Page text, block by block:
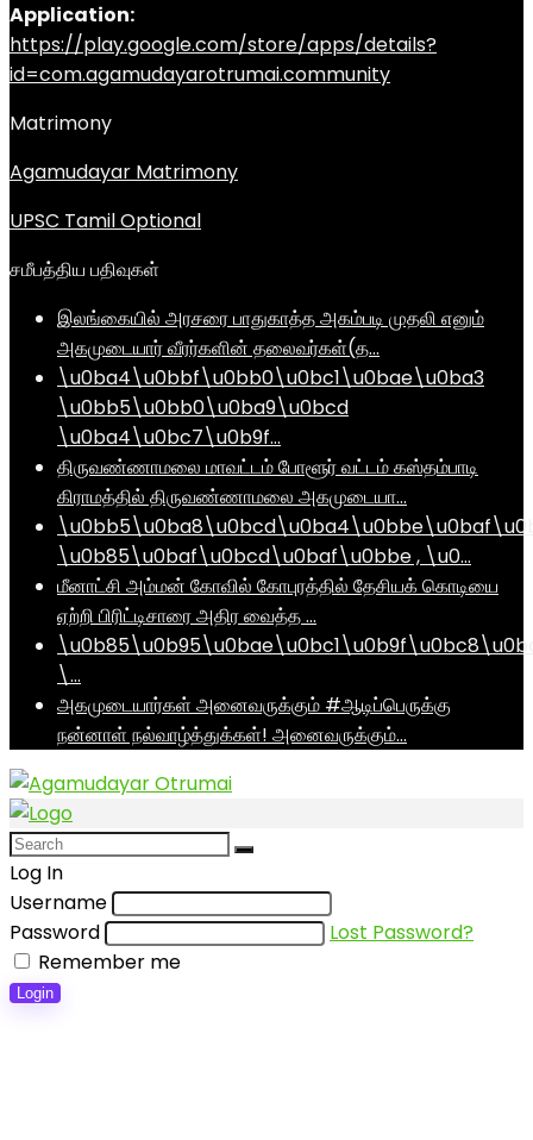
Application:
https://play.google.com/store/apps/details?
id=com.agamudayarotrumai.community
Matrimony
Agamudayar Matrimony
UPSC Tamil Optional
சமீபத்திய பதிவுகள்
இலங்கையில் அரசரை பாதுகாத்த அகம்படி முதலி எனும்
அகமுடையார் வீரர்களின் தலைவர்கள்(த…
\u0ba4\u0bbf\u0bb0\u0bc1\u0bae\u0ba3
\u0bb5\u0bb0\u0ba9\u0bcd
\u0ba4\u0bc7\u0b9f…
திருவண்ணாமலை மாவட்டம் போளூர் வட்டம் கஸ்தம்பாடி
கிராமத்தில் திருவண்ணாமலை அகமுடையா…
\u0b85\u0baf\u0bcd\u0baf\u0bbe , \u0…
மீனாட்சி அம்மன் கோவில் கோபுரத்தில் தேசியக் கொடியை
ஏற்றி பிரிட்டிசாரை அதிர வைத்த …
\…
அகமுடையார்கள் அனைவருக்கும் #ஆடிப்பெருக்கு
நன்னாள் நல்வாழ்த்துக்கள்! அனைவருக்கும்…
Log In
Username
Password
Lost Password?
Remember me
Login